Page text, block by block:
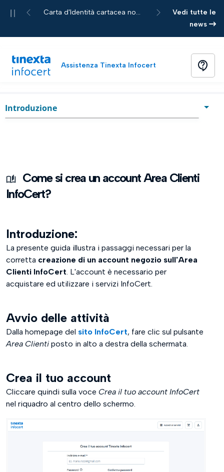
Pause Carta d'Identità cartacea non più accettata per le richieste di servizi Tinexta Infocert Nuova App Legalmail
Previous Next
Vedi tutte le
news
Assistenza Tinexta Infocert contact_support
Introduzione
Dashboard Area Clienti
Come si crea un account Area Clienti
InfoCert?
Introduzione:
La presente guida illustra i passaggi necessari per la
corretta creazione di un account negozio sull'Area
Clienti InfoCert . L'account è necessario per
acquistare ed utilizzare i servizi InfoCert.
Avvio delle attività
Dalla homepage del sito InfoCert, fare clic sul pulsante
Area Clienti posto in alto a destra della schermata.
Crea il tuo account
Cliccare quindi sulla voce Crea il tuo account InfoCert
nel riquadro al centro dello schermo.